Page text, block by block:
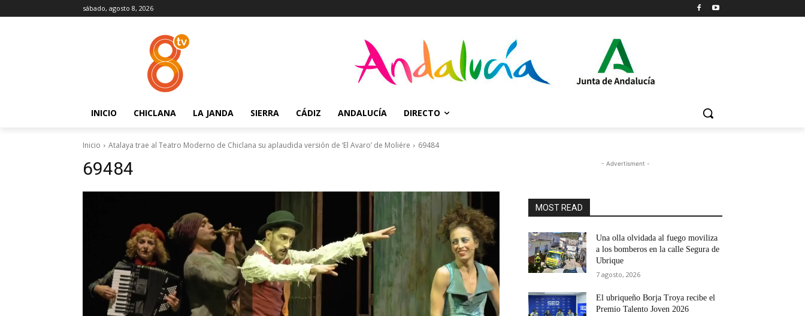
sábado, agosto 8, 2026
INICIO CHICLANA LA JANDA SIERRA CÁDIZ ANDALUCÍA DIRECTO
Inicio Atalaya trae al Teatro Moderno de Chiclana su aplaudida versión de ‘El Avaro’ de Moliére 69484
69484 - Advertisment -
MOST READ
Una olla olvidada al fuego moviliza
a los bomberos en la calle Segura de
Ubrique
7 agosto, 2026
El ubriqueño Borja Troya recibe el
Premio Talento Joven 2026